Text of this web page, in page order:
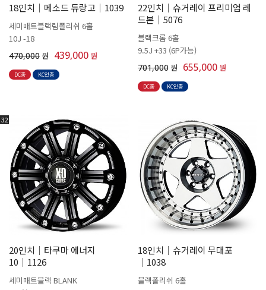
18인치│메소드 듀랑고│1039
세미매트블랙림폴리쉬 6홀
10J -18
470,000 원 439,000 원
DC중 KC인증
22인치│슈거레이 프리미엄 레
드본│5076
블랙크롬 6홀
9.5J +33 (6P가능)
701,000 원 655,000 원
DC중 KC인증
32
20인치│타쿠마 에너지
10│1126
세미매트블랙 BLANK
18인치│슈거레이 무대포
│1038
블랙폴리쉬 6홀